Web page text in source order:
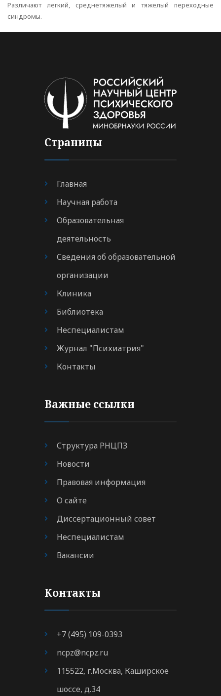
Различают легкий, среднетяжелый и тяжелый переходные
синдромы.
Страницы
Главная
Научная работа
Образовательная
деятельность
Сведения об образовательной
организации
Клиника
Библиотека
Неспециалистам
Журнал "Психиатрия"
Контакты
Важные ссылки
Структура РНЦПЗ
Новости
Правовая информация
О сайте
Диссертационный совет
Неспециалистам
Вакансии
Контакты
+7 (495) 109-0393
ncpz@ncpz.ru
115522, г.Москва, Каширское
шоссе, д.34